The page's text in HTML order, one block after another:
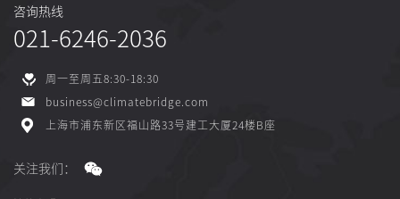
咨询热线
021-6246-2036
周一至周五8:30-18:30
business@climatebridge.com
上海市浦东新区福山路33号建工大厦24楼B座
关注我们：